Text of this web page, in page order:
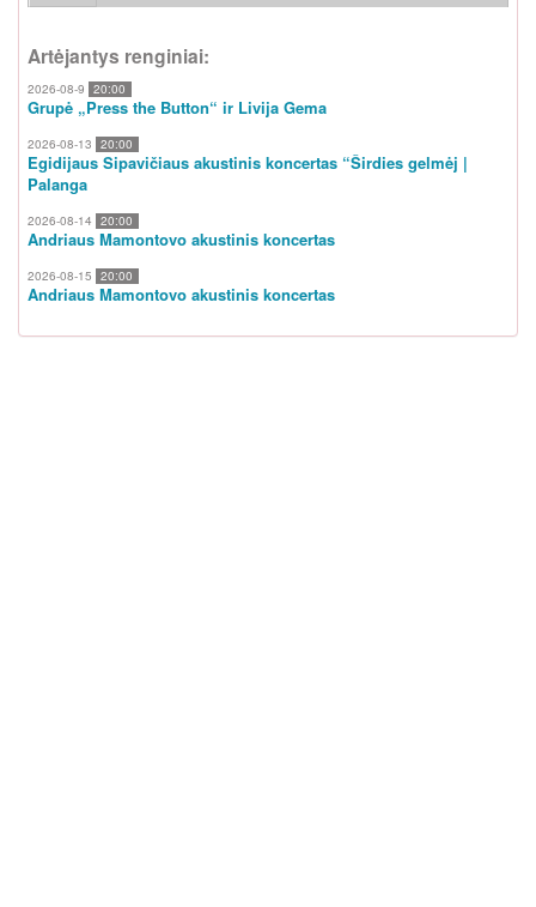
Artėjantys renginiai:
2026-08-9 20:00
Grupė „Press the Button“ ir Livija Gema
2026-08-13 20:00
Egidijaus Sipavičiaus akustinis koncertas “Širdies gelmėj |
Palanga
2026-08-14 20:00
Andriaus Mamontovo akustinis koncertas
2026-08-15 20:00
Andriaus Mamontovo akustinis koncertas